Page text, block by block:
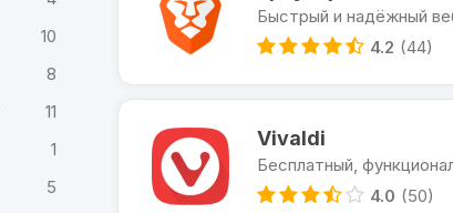
Быстрый и надёжный
4.2 (44)
Vivaldi
Бесплатный,
4.0 (50)
10
8
11
1
5